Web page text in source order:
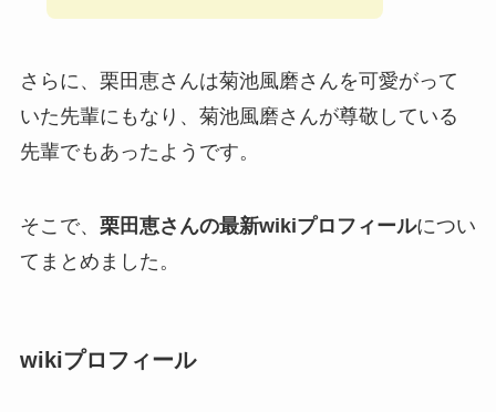
さらに、栗田恵さんは菊池風磨さんを可愛がって
いた先輩にもなり、菊池風磨さんが尊敬している
先輩でもあったようです。
そこで、 栗田恵さんの最新wikiプロフィールについ
てまとめました。
wikiプロフィール